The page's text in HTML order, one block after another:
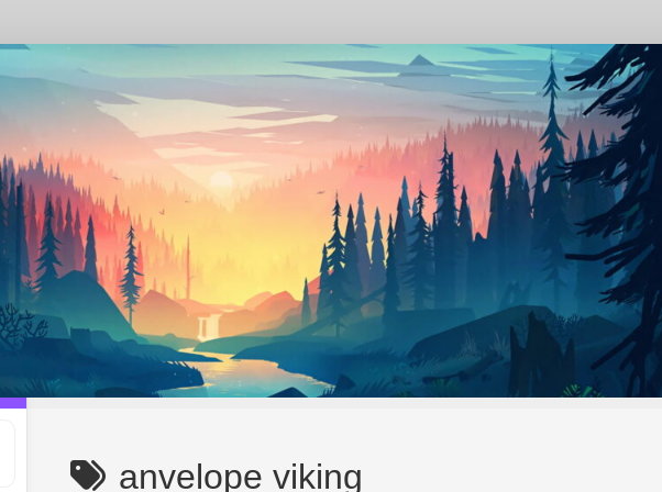
anvelope viking